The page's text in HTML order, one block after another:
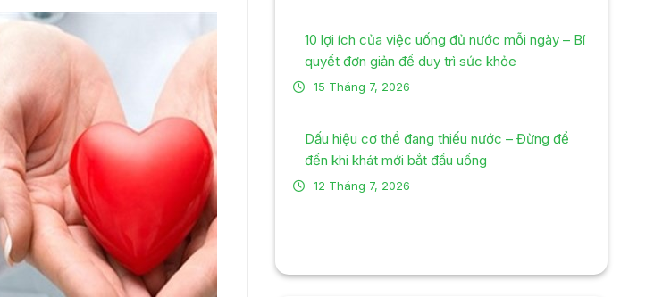
10 lợi ích của việc uống đủ nước mỗi ngày – Bí
quyết đơn giản để duy trì sức khỏe
15 Tháng 7, 2026
Dấu hiệu cơ thể đang thiếu nước – Đừng để
đến khi khát mới bắt đầu uống
12 Tháng 7, 2026